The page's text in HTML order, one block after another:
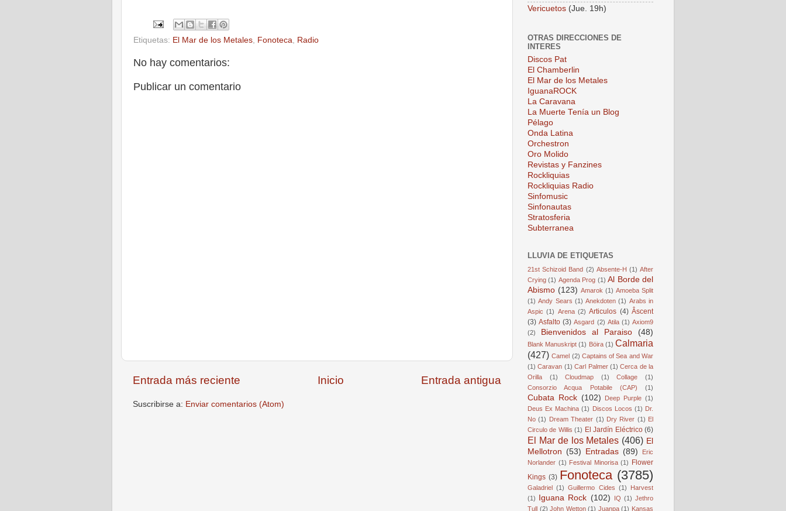
Etiquetas: El Mar de los Metales, Fonoteca, Radio
No hay comentarios:
Publicar un comentario
Entrada más reciente Entrada antigua
Inicio
Suscribirse a: Enviar comentarios (Atom)
Vericuetos (Jue. 19h)
OTRAS DIRECCIONES DE
INTERES
Discos Pat
El Chamberlin
El Mar de los Metales
IguanaROCK
La Caravana
La Muerte Tenía un Blog
Pélago
Onda Latina
Orchestron
Oro Molido
Revistas y Fanzines
Rockliquias
Rockliquias Radio
Sinfomusic
Sinfonautas
Stratosferia
Subterranea
LLUVIA DE ETIQUETAS
21st Schizoid Band (2) Absente-H (1) After
Crying (1) Agenda Prog (1) Al Borde del
Abismo (123) Amarok (1) Amoeba Split
(1) Andy Sears (1) Anekdoten (1) Arabs in
Aspic (1) Arena (2) Articulos (4) Âscent
(3) Asfalto (3) Asgard (2) Atila (1) Axiom9
(2)
Bienvenidos al Paraiso (48)
Blank Manuskript (1) Böira (1) Calmaria
(427) Camel (2) Captains of Sea and War
(1) Caravan (1) Carl Palmer (1) Cerca de la
Orilla
(1) Cloudmap (1) Collage
(1)
Consorzio Acqua Potabile (CAP)
(1)
Cubata Rock (102) Deep Purple (1)
Deus Ex Machina (1) Discos Locos (1) Dr.
No (1) Dream Theater (1) Dry River (1) El
Circulo de Willis (1) El Jardín Eléctrico (6)
El Mar de los Metales (406) El
Mellotron (53) Entradas (89)
Eric
Norlander (1) Festival Minorisa (1) Flower
Kings (3) Fonoteca (3785)
Galadriel (1) Guillermo Cides (1)
Harvest
(1) Iguana Rock (102) IQ (1) Jethro
Tull (2) John Wetton (1) Juanpa (1) Kansas